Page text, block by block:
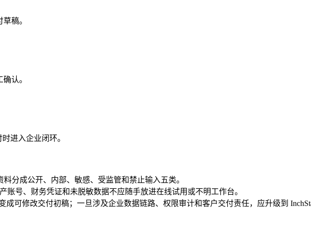
稿。
认。
进入企业闭环。
分成公开、内部、敏感、受监管和禁止输入五类。
账号、财务凭证和未脱敏数据不应随手放进在线试用或不明工作台。
成可修改交付初稿；一旦涉及企业数据链路、权限审计和客户交付责任，应升级到